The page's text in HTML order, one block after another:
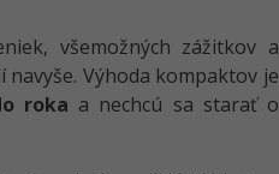
všemožných zážitkov a
navyše. Výhoda kompaktov je
roka a nechcú sa starať o